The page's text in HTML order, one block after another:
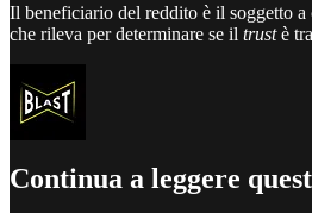
Il beneficiario del reddito è il soggetto
che rileva per determinare se il trustè
Continua a leggere